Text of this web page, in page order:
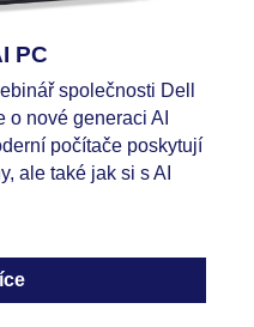
PC
společnosti Dell
nové generaci AI
počítače poskytují
ale také jak si s AI